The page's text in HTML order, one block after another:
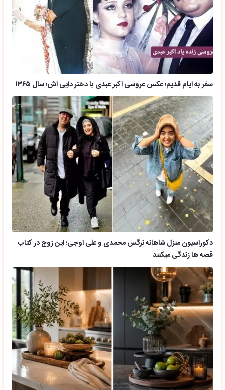
سفر به ایام قدیم؛ عکس عروسی اکبر عبدی با دختر دایی اش؛ سال ۱۳۶۵
دکوراسیون منزل شاهانه نرگس محمدی و علی اوجی؛ این زوج در کتاب
قصه ها زندگی میکنند